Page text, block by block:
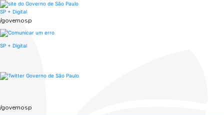
Skip
to
main
SP + Digital
/governosp
SP + Digital
/governosp